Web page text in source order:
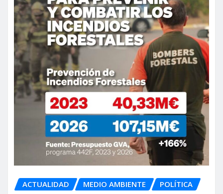
ACTUALIDAD MEDIO AMBIENTE POLÍTICA